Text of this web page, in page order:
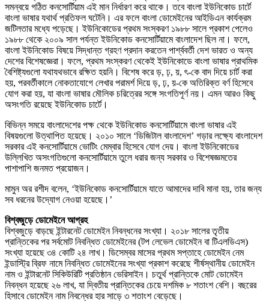
সমন্বয়ে গঠিত কনসোর্টিয়াম এই মান নির্ধারণ করে থাকে। তবে বাংলা ইউনিকোড চার্টে
বাংলা ভাষার যথার্থ প্রতিফল ঘটেনি। এর ফলে বাংলা ডোমেইনের আইডিএন কার্যক্রম
জটিলতার মধ্যে পড়েছে। ইউনিকোডের প্রথম সংস্করণ ১৯৮৮ সালে প্রকাশ পেলেও
১৯৮৮ থেকে ২০০৯ সাল পর্যন্ত ইউনিকোড কনসোর্টিয়ামে বাংলাদেশ ছিল না। ফলে,
বাংলা ইউনিকোড বিষয়ে সিদ্ধান্ত গ্রহণ প্রদান করতেন পার্শ্ববর্তী দেশ ভারত ও অন্য
দেশের বিশেষজ্ঞেরা। ফলে, প্রথম সংস্করণ থেকেই ইউনিকোডে বাংলা ভাষার প্রাথমিক
বৈশিষ্ট্যগুলো যথাযথভাবে রক্ষিত হয়নি। বিশেষ করে ড়, ঢ়, য়, ৎ-কে বাদ দিয়ে চার্ট করা
হয়, পরবর্তীকালে নোকতাযোগে লেখার পরামর্শ দিয়ে ড়, ঢ়, য়-কে অতিরিক্ত বর্ণ হিসেবে
যোগ করা হয়, যা বাংলা ভাষার মৌলিক চরিত্রের সঙ্গে সংগতিপূর্ণ নয়। এমন আরও কিছু
অসংগতি রয়েছে ইউনিকোড চার্টে।
বিভিন্ন সময়ে বাংলাদেশের পক্ষ থেকে ইউনিকোড কনসোর্টিয়ামে বাংলা ভাষার এই
বিষয়গুলো উত্থাপিত হয়েছে। ২০১০ সালে ‘ডিজিটাল বাংলাদেশ’ গড়ার লক্ষ্যে বাংলাদেশ
সরকার এই কনসোর্টিয়ামে ভোটিং মেম্বার হিসেবে যোগ দেয়। বাংলা ইউনিকোডের
উল্লিখিত অসংগতিগুলো কনসোর্টিয়ামে তুলে ধরার জন্য সরকার ও বিশেষজ্ঞমতের
পাশাপাশি জনমত প্রয়োজন।
মামুন অর রশীদ বলেন, ‘ইউনিকোড কনসোর্টিয়ামে যাতে আমাদের দাবি মানা হয়, তার জন্য
সব ধরনের উদ্যোগ নেওয়া হয়েছে।’
বিশ্বজুড়ে ডোমেইনে আগ্রহ
বিশ্বজুড়ে বাড়ছে ইন্টারনেট ডোমেইন নিবন্ধনের সংখ্যা। ২০১৮ সালের তৃতীয়
প্রান্তিকের পর সর্বমোট নিবন্ধিত ডোমেইনের (টপ লেভেল ডোমেইন বা টিএলডিএস)
সংখ্যা হয়েছে ৩৪ কোটি ২৪ লাখ। ডিসেম্বর মাসের প্রথম সপ্তাহে ডোমেইন নেম
ইন্ডাস্ট্রি ব্রিফ নামে নিবন্ধিত ডোমেইনের সংখ্যা প্রকাশ করেছে শীর্ষস্থানীয় ডোমেইন
নাম ও ইন্টারনেট সিকিউরিটি প্রতিষ্ঠান ভেরিসাইন। চতুর্থ প্রান্তিকে মোট ডোমেইন
নিবন্ধন হয়েছে ২৬ লাখ, যা দ্বিতীয় প্রান্তিকের চেয়ে দশমিক ৮ শতাংশ বেশি। বছরের
হিসাবে ডোমেইন নাম নিবন্ধের হার সাড়ে ৩ শতাংশ বেড়েছে।